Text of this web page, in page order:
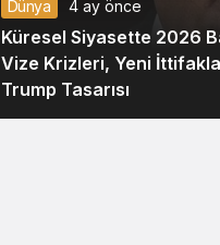
Dünya 4 ay önce
Küresel Siyasette 2026
Vize Krizleri, Yeni
Trump Tasarısı